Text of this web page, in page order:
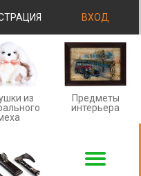
ВХОД
из
Предметы
интерьера